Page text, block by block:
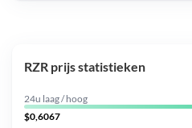
RZR prijs statistieken
24u laag / hoog
$0,6067